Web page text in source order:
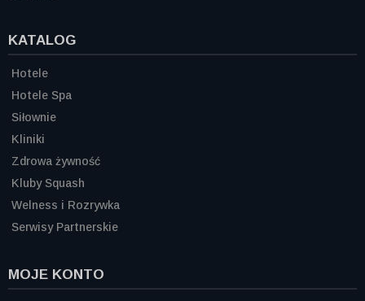
KATALOG
Hotele
Hotele Spa
Siłownie
Kliniki
Zdrowa żywność
Kluby Squash
Welness i Rozrywka
Serwisy Partnerskie
MOJE KONTO